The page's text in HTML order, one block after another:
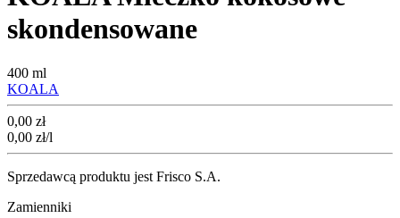
skondensowane
400 ml
KOALA
Cena
0,00 zł
0,00 zł/l
Sprzedawcą produktu jest Frisco S.A.
Zamienniki